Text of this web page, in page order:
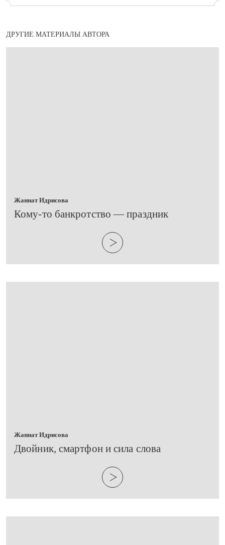
ДРУГИЕ МАТЕРИАЛЫ АВТОРА
Жаннат Идрисова
​Кому-то банкротство — праздник
Жаннат Идрисова
​Двойник, смартфон и сила слова